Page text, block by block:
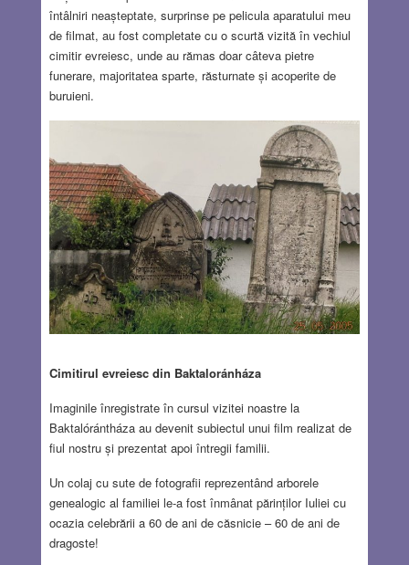
întâlniri neașteptate, surprinse pe pelicula aparatului meu
de filmat, au fost completate cu o scurtă vizită în vechiul
cimitir evreiesc, unde au rămas doar câteva pietre
funerare, majoritatea sparte, răsturnate și acoperite de
buruieni.
Cimitirul evreiesc din Baktaloránháza
Imaginile înregistrate în cursul vizitei noastre la
Baktalórántháza au devenit subiectul unui film realizat de
fiul nostru și prezentat apoi întregii familii.
Un colaj cu sute de fotografii reprezentând arborele
genealogic al familiei le-a fost înmânat părinților Iuliei cu
ocazia celebrării a 60 de ani de căsnicie – 60 de ani de
dragoste!